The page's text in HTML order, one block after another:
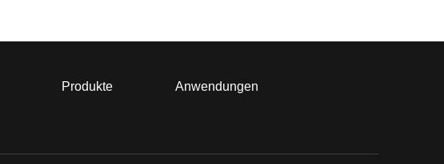
Produkte Anwendungen